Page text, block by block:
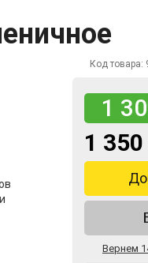
Код товара:
1
1
Вернем